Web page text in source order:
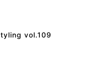
vol.109